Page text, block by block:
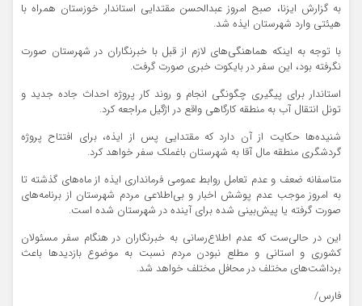
به گزارش ایزنا، صبح امروز عبدالحسن مقتدایی استاندار خوزستان همراه با
هیئتی وارد شهرستان ایذه شد.
با توجه به اینکه هماهنگی‌های لازم از قبل با خبرنگاران در شهرستان صورت
نگرفته بود، این سفر در بایکوت خبری صورت گرفت.
استاندار برای پیگیری چگونگی انجام و روند کار پروژه احداث جاده جدید و
تونل انتقال آب به منطقه کارگاهی واقع در اژگیل مراجعه کرد.
شنیده‌ها حکایت از آن دارد که مقتدایی پس از ایذه، برای افتتاح پروژه
گردشگری منطقه مال آقا به شهرستان باغملک سفر خواهد کرد.
متاسفانه ضعف و عدم تعامل روابط عمومی فرمانداری ایذه از ماه‌های گذشته تا
به امروز موجب عدم پوشش اخبار و بی‌اطلاعی مردم شهرستان از برنامه‌های
صورت گرفته یا پیش‌بینی شده برای آینده در شهرستان شده است.
این در حالی‌ست که عدم اطلاع‌رسانی به خبرنگاران در هنگام سفر مسئولان
کشوری و استانی و مطلع نبودن مردم نسبت به موضوع بازدیدها باعث
برداشت‌های مختلف در محافل مختلف خواهد شد.
فارس/